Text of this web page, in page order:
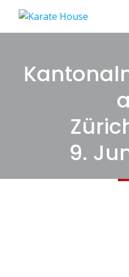
content
9.